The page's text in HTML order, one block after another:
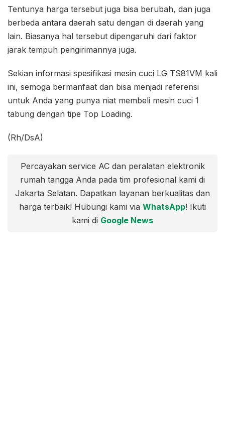
Tentunya harga tersebut juga bisa berubah, dan juga
berbeda antara daerah satu dengan di daerah yang
lain. Biasanya hal tersebut dipengaruhi dari faktor
jarak tempuh pengirimannya juga.
Sekian informasi spesifikasi mesin cuci LG TS81VM kali
ini, semoga bermanfaat dan bisa menjadi referensi
untuk Anda yang punya niat membeli mesin cuci 1
tabung dengan tipe Top Loading.
(Rh/DsA)
Percayakan service AC dan peralatan elektronik
rumah tangga Anda pada tim profesional kami di
Jakarta Selatan. Dapatkan layanan berkualitas dan
harga terbaik! Hubungi kami via WhatsApp! Ikuti
kami di Google News